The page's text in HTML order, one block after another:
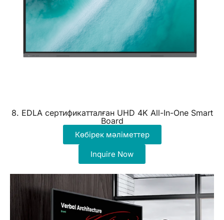
8. EDLA сертификатталған UHD 4K All-In-One Smart
Board
Көбірек мәліметтер
Inquire Now